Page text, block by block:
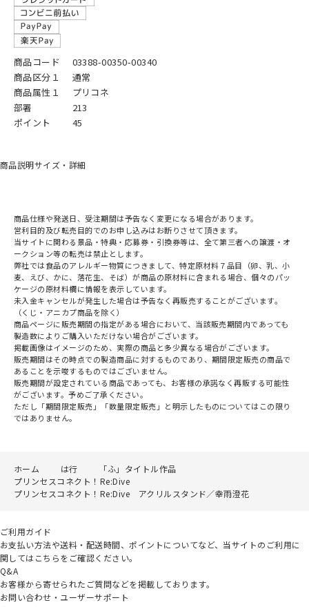
商品コード
03388-00350-00340
商品区分１
通常
商品属性１
プリコネ
部署
213
ポイント
45
商品説明サイズ・詳細
商品仕様や発送日、受注期間は予告なく変更になる場合があります。
営利目的及び転売目的でのお申し込みはお断りさせて頂きます。
当サイトに関わる景品・特典・応募券・引換券等は、全て第三者への譲渡・オ
ークション等の転売は禁止とします。
弊社では食品のアレルギー物質につきまして、特定原材料７品目（卵、乳、小
麦、えび、かに、落花生、そば）が商品の原材料に含まれる場合、個々のパッ
ケージの原材料欄に情報を表示しています。
未入金キャンセルが発生した場合は予告なく再販売することがございます。
（くじ・アニカプ商品を除く）
商品ページに販売期間の指定がある場合において、当該販売期間内であっても
製造数によりご購入いただけない場合がございます。
掲載画像はイメージのため、実際の商品と多少異なる場合がございます。
販売期間はその時点での製造商品に対するものであり、期間限定販売の商品で
あることを示唆するものではございません。
販売期間が設定されている商品であっても、お客様の承諾なく再販する可能性
がございます。予めご了承ください。
ただし「期間限定販売」「数量限定販売」と明示したものについてはこの限り
ではありません。
ホーム は行
「ふ」タイトル作品
プリンセスコネクト！Re:Dive
プリンセスコネクト！Re:Dive アクリルスタンド／幸雨澄花
ご利用ガイド
お支払い方法や送料・配送時間、ポイントについてなど、当サイトのご利用に
関してはこちらをご確認ください。
Q&A
お客様から寄せられたご質問などを掲載しております。
お問い合わせ・ユーザーサポート